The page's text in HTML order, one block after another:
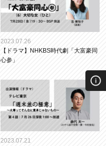
2023.07.26
【ドラマ】NHKBS時代劇「大富豪同
心参」
2023.07.21